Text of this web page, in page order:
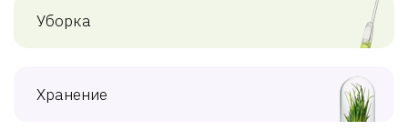
Уборка
Хранение